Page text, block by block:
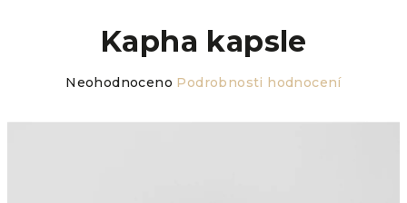
Kapha kapsle
PrůměrnéNeohodnoceno Podrobnosti hodnocení